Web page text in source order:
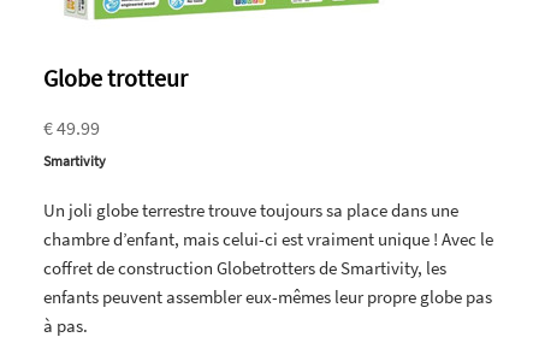
Globe trotteur
€ 49.99
Smartivity
Un joli globe terrestre trouve toujours sa place dans une
chambre d’enfant, mais celui-ci est vraiment unique ! Avec le
coffret de construction Globetrotters de Smartivity, les
enfants peuvent assembler eux-mêmes leur propre globe pas
à pas.